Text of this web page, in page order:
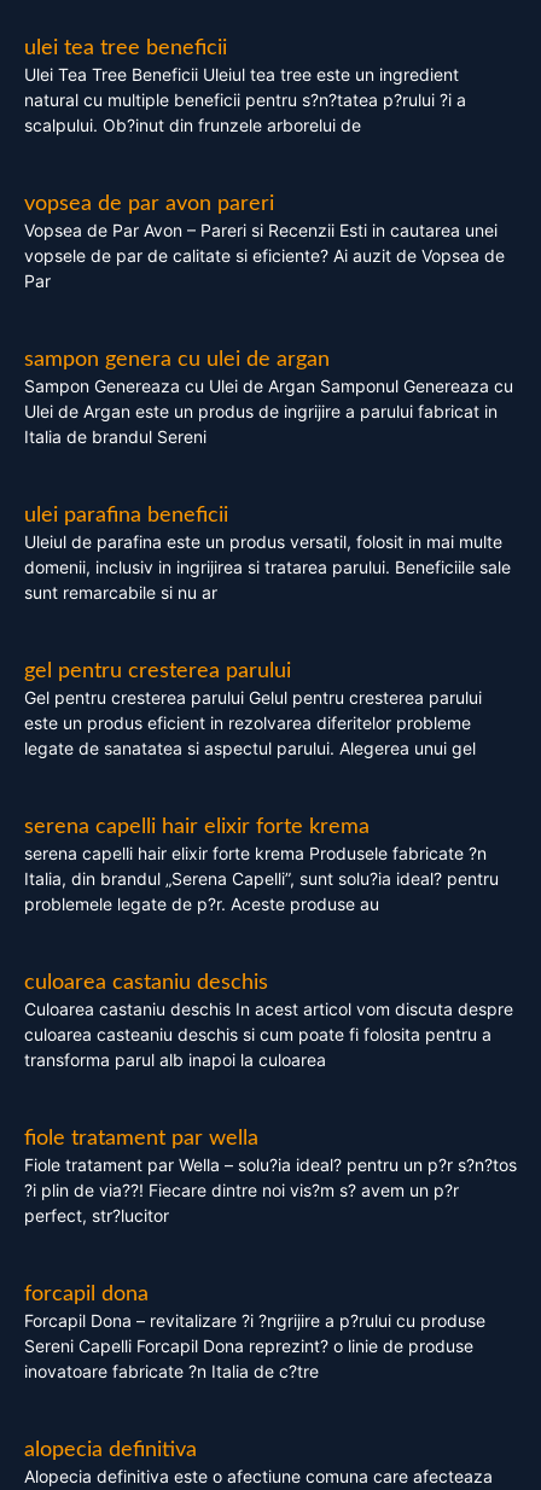
ulei tea tree beneficii
Ulei Tea Tree Beneficii Uleiul tea tree este un ingredient
natural cu multiple beneficii pentru s?n?tatea p?rului ?i a
scalpului. Ob?inut din frunzele arborelui de
vopsea de par avon pareri
Vopsea de Par Avon – Pareri si Recenzii Esti in cautarea unei
vopsele de par de calitate si eficiente? Ai auzit de Vopsea de
Par
sampon genera cu ulei de argan
Sampon Genereaza cu Ulei de Argan Samponul Genereaza cu
Ulei de Argan este un produs de ingrijire a parului fabricat in
Italia de brandul Sereni
ulei parafina beneficii
Uleiul de parafina este un produs versatil, folosit in mai multe
domenii, inclusiv in ingrijirea si tratarea parului. Beneficiile sale
sunt remarcabile si nu ar
gel pentru cresterea parului
Gel pentru cresterea parului Gelul pentru cresterea parului
este un produs eficient in rezolvarea diferitelor probleme
legate de sanatatea si aspectul parului. Alegerea unui gel
serena capelli hair elixir forte krema
serena capelli hair elixir forte krema Produsele fabricate ?n
Italia, din brandul „Serena Capelli”, sunt solu?ia ideal? pentru
problemele legate de p?r. Aceste produse au
culoarea castaniu deschis
Culoarea castaniu deschis In acest articol vom discuta despre
culoarea casteaniu deschis si cum poate fi folosita pentru a
transforma parul alb inapoi la culoarea
fiole tratament par wella
Fiole tratament par Wella – solu?ia ideal? pentru un p?r s?n?tos
?i plin de via??! Fiecare dintre noi vis?m s? avem un p?r
perfect, str?lucitor
forcapil dona
Forcapil Dona – revitalizare ?i ?ngrijire a p?rului cu produse
Sereni Capelli Forcapil Dona reprezint? o linie de produse
inovatoare fabricate ?n Italia de c?tre
alopecia definitiva
Alopecia definitiva este o afectiune comuna care afecteaza